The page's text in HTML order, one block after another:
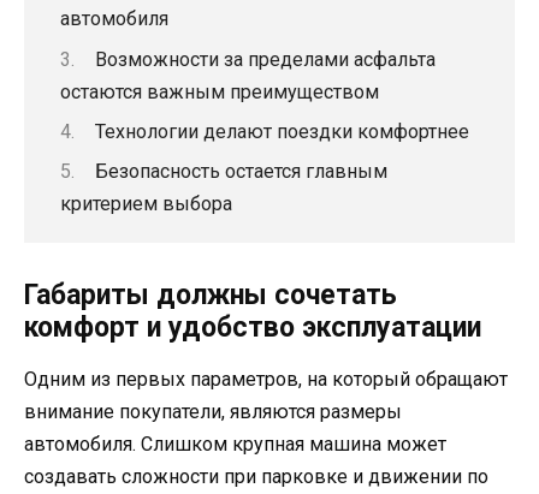
автомобиля
Возможности за пределами асфальта
остаются важным преимуществом
Технологии делают поездки комфортнее
Безопасность остается главным
критерием выбора
Габариты должны сочетать
комфорт и удобство эксплуатации
Одним из первых параметров, на который обращают
внимание покупатели, являются размеры
автомобиля. Слишком крупная машина может
создавать сложности при парковке и движении по